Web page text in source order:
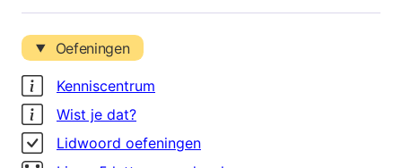
Oefeningen
Kenniscentrum
Wist je dat?
Lidwoord oefeningen